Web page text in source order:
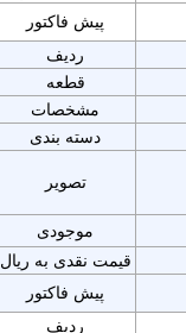
پیش فاکتور
ردیف
قطعه
مشخصات
دسته بندی
تصویر
موجودی
قیمت نقدی به ریال
پیش فاکتور
ردیف